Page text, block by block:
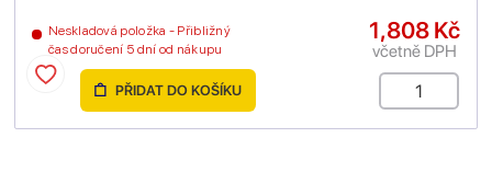
Neskladová položka - Přibližný
čas doručení 5 dní od nákupu
1,808 Kč
včetně DPH
PŘIDAT DO KOŠÍKU